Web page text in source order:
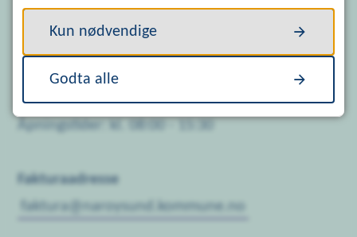
Besøksadresser
Idrettsvegen 1, 7970 Kolvereid
Åpningstider: kl. 08:00 - 15:30
Fakturaadresse
faktura@naroysund.kommune.no
Kun nødvendige
Godta alle